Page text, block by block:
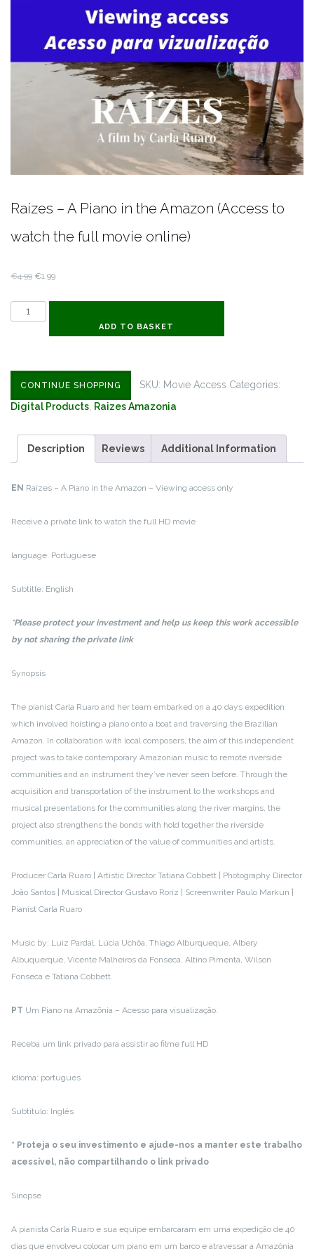
Raízes – A Piano in the Amazon (Access to
watch the full movie online)
€4.99 Original
€1.99Current
Raízes
Amazon
watch
full
online)
ADD TO BASKET
CONTINUE SHOPPING SKU: Movie Access Categories:
Digital Products Raizes Amazonia
Description Reviews Additional Information
EN Raízes – A Piano in the Amazon – Viewing access only
Receive a private link to watch the full HD movie
language: Portuguese
Subtitle: English
*Please protect your investment and help us keep this work accessible
by not sharing the private link
Synopsis
The pianist Carla Ruaro and her team embarked on a 40 days expedition
which involved hoisting a piano onto a boat and traversing the Brazilian
Amazon. In collaboration with local composers, the aim of this independent
project was to take contemporary Amazonian music to remote riverside
communities and an instrument they’ve never seen before. Through the
acquisition and transportation of the instrument to the workshops and
musical presentations for the communities along the river margins, the
project also strengthens the bonds with hold together the riverside
communities, an appreciation of the value of communities and artists.
Producer Carla Ruaro | Artistic Director Tatiana Cobbett | Photography Director
João Santos | Musical Director Gustavo Roriz | Screenwriter Paulo Markun |
Pianist Carla Ruaro
Music by: Luiz Pardal, Lúcia Uchôa, Thiago Alburqueque, Albery
Albuquerque, Vicente Malheiros da Fonseca, Altino Pimenta, Wilson
Fonseca e Tatiana Cobbett.
PT Um Piano na Amazõnia – Acesso para visualização.
Receba um link privado para assistir ao filme full HD
idioma: portugues
Subtítulo: Inglês
* Proteja o seu investimento e ajude-nos a manter este trabalho
acessível, não compartilhando o link privado
Sinopse
A pianista Carla Ruaro e sua equipe embarcaram em uma expedição de 40
dias que envolveu colocar um piano em um barco e atravessar a Amazônia